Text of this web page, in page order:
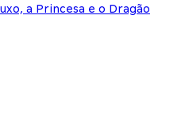
a Princesa e o Dragão